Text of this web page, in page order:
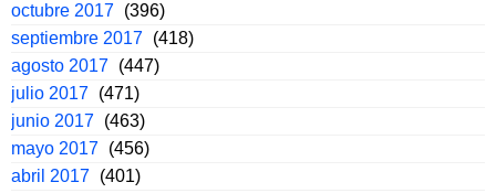
octubre 2017 (396)
septiembre 2017 (418)
agosto 2017 (447)
julio 2017 (471)
junio 2017 (463)
mayo 2017 (456)
abril 2017 (401)